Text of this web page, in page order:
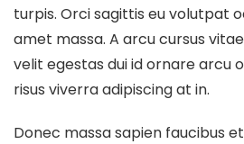
turpis. Orci sagittis eu volutpat
amet massa. A arcu cursus
velit egestas dui id ornare arcu
risus viverra adipiscing at in.
Donec massa sapien faucibus